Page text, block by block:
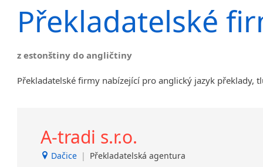
Jihlava
malá města podle abecedy
Blatnice
Blatnička
Dačice
Děčín
Dvůr Králové nad Labem
Překladatelské
z estonštiny do angličtiny
Překladatelské firmy nabízející pro anglický jazyk překlady,
A-tradi s.r.o.
Dačice | Překladatelská agentura